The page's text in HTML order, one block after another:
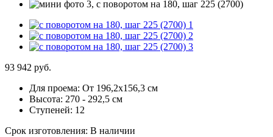
93 942 руб.
Для проема: От 196,2х156,3 см
Высота: 270 - 292,5 см
Ступеней: 12
Срок изготовления: В наличии